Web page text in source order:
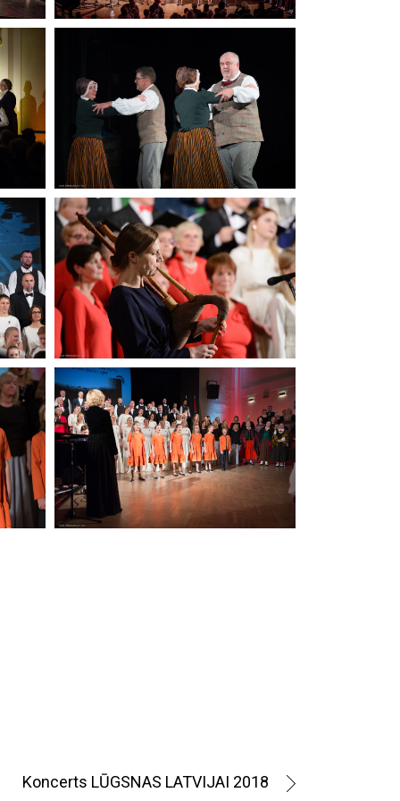
Koncerts LŪGSNAS LATVIJAI 2018